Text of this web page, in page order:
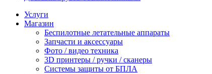
Услуги
Магазин
Беспилотные летательные аппараты
Запчасти и аксессуары
Фото / видео техника
3D принтеры / ручки / сканеры
Системы защиты от БПЛА